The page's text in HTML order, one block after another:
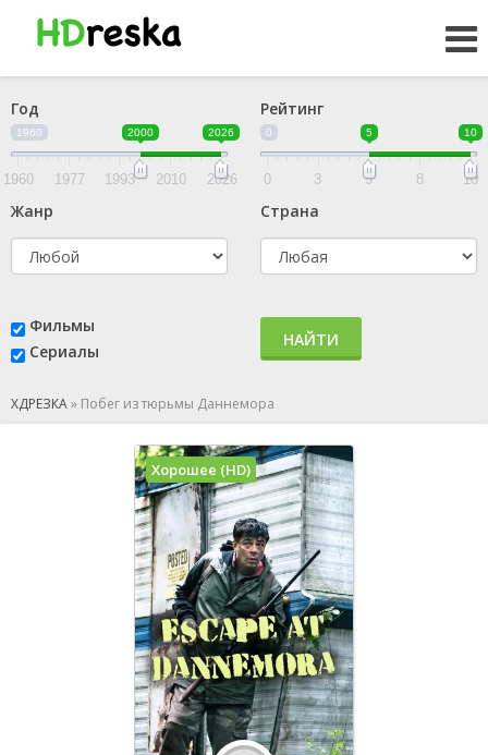
Год
1960 2000 2026
1960 1977 1993 2010 2026
Рейтинг
0 5 10
0 3 5 8 10
Жанр Страна
Фильмы
Сериалы
НАЙТИ
ХДРЕЗКА» Побег из тюрьмы Даннемора
Хорошее (HD)